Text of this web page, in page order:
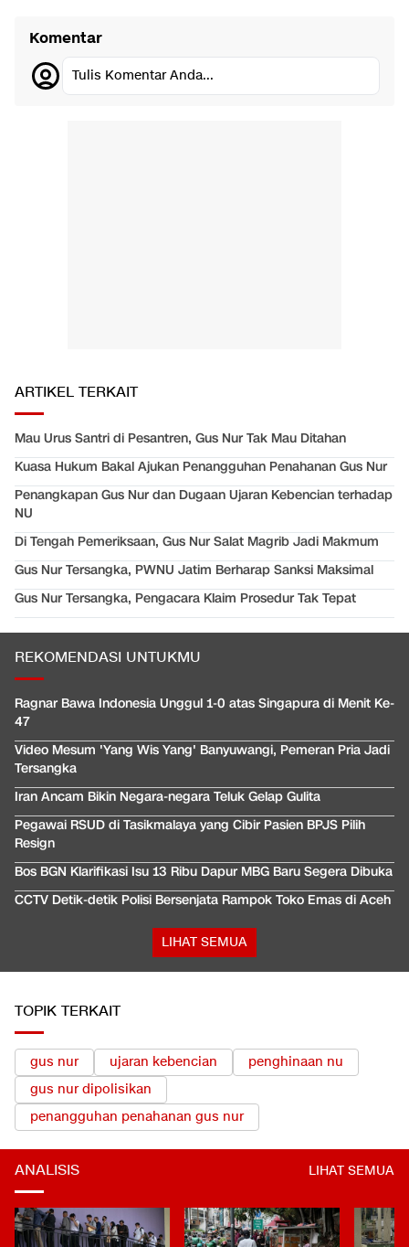
Komentar
Tulis Komentar Anda...
ARTIKEL TERKAIT
Mau Urus Santri di Pesantren, Gus Nur Tak Mau Ditahan
Kuasa Hukum Bakal Ajukan Penangguhan Penahanan Gus Nur
Penangkapan Gus Nur dan Dugaan Ujaran Kebencian terhadap
NU
Di Tengah Pemeriksaan, Gus Nur Salat Magrib Jadi Makmum
Gus Nur Tersangka, PWNU Jatim Berharap Sanksi Maksimal
Gus Nur Tersangka, Pengacara Klaim Prosedur Tak Tepat
REKOMENDASI UNTUKMU
Ragnar Bawa Indonesia Unggul 1-0 atas Singapura di Menit Ke-
47
Video Mesum 'Yang Wis Yang' Banyuwangi, Pemeran Pria Jadi
Tersangka
Iran Ancam Bikin Negara-negara Teluk Gelap Gulita
Pegawai RSUD di Tasikmalaya yang Cibir Pasien BPJS Pilih
Resign
Bos BGN Klarifikasi Isu 13 Ribu Dapur MBG Baru Segera Dibuka
CCTV Detik-detik Polisi Bersenjata Rampok Toko Emas di Aceh
LIHAT SEMUA
TOPIK TERKAIT
gus nur ujaran kebencian
penghinaan nu
gus nur dipolisikan
penangguhan penahanan gus nur
ANALISIS LIHAT SEMUA